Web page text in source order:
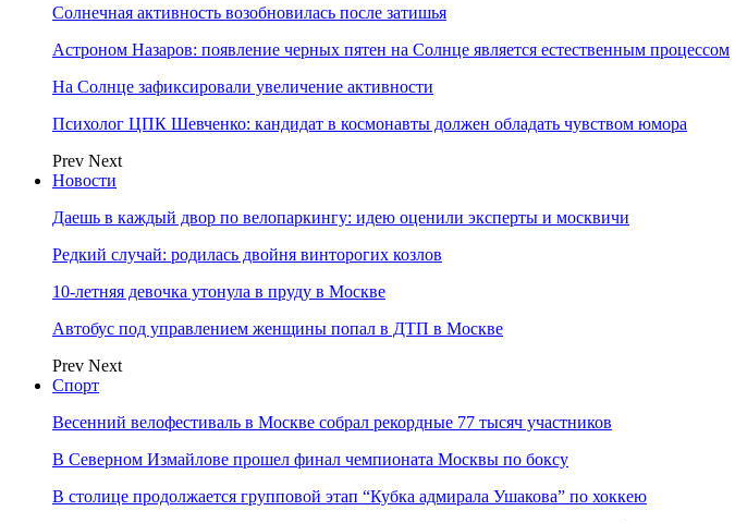
Солнечная активность возобновилась после затишья
Астроном Назаров: появление черных пятен на Солнце является естественным процессом
На Солнце зафиксировали увеличение активности
Психолог ЦПК Шевченко: кандидат в космонавты должен обладать чувством юмора
Prev Next
Новости
Даешь в каждый двор по велопаркингу: идею оценили эксперты и москвичи
Редкий случай: родилась двойня винторогих козлов
10-летняя девочка утонула в пруду в Москве
Автобус под управлением женщины попал в ДТП в Москве
Prev Next
Спорт
Весенний велофестиваль в Москве собрал рекордные 77 тысяч участников
В Северном Измайлове прошел финал чемпионата Москвы по боксу
В столице продолжается групповой этап “Кубка адмирала Ушакова” по хоккею